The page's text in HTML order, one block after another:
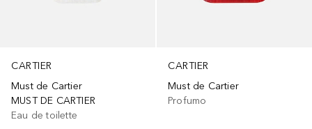
CARTIER
Must de Cartier
MUST DE CARTIER
Eau de toilette
CARTIER
Must de Cartier
Profumo